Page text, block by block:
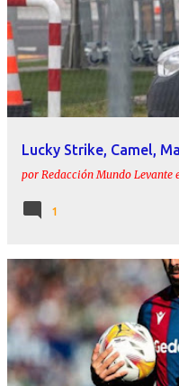
Lucky Strike, Camel,
por Redacción Mundo Levante
1